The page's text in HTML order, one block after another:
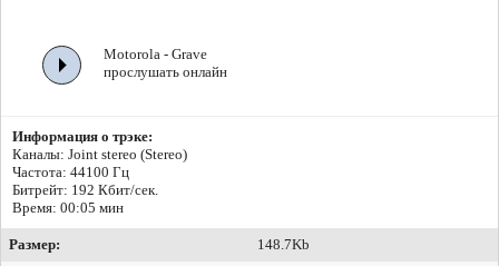
Motorola - Grave
прослушать онлайн
Информация о трэке:
Каналы: Joint stereo (Stereo)
Частота: 44100 Гц
Битрейт: 192 Кбит/сек.
Время: 00:05 мин
Размер:
148.7Kb